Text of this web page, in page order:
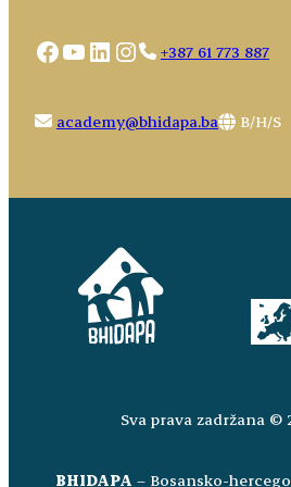
Facebook
YouTube
LinkedIn
Instagram
+387 61 773 887
academy@bhidapa.ba
Choose
Sva prava zadržana ©
BHIDAPA – Bosansko-